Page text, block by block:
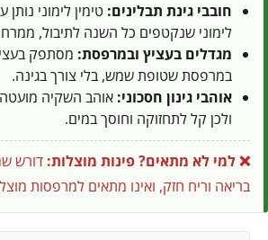
חובבי גינת תבלינים: טימין לימוני נותן
לימוני שנקטפים כל השנה לתיבול,
מגדלים בעציץ ובמרפסת:
במרפסת שטופת שמש, בלי צורך בגינה.
אוהבי גינון חסכוני: אוהב השקיה מועטה
ולכן קל לתחזוקה וחוסך במים.
❌ למי לא מתאים?פינות מוצלות: דורש
בריאה וריח חזק, ואינו מתאים למרפסות